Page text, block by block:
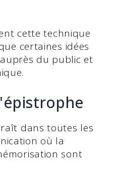
cette technique
certaines idées
du public et
dans toutes les
où la
sont